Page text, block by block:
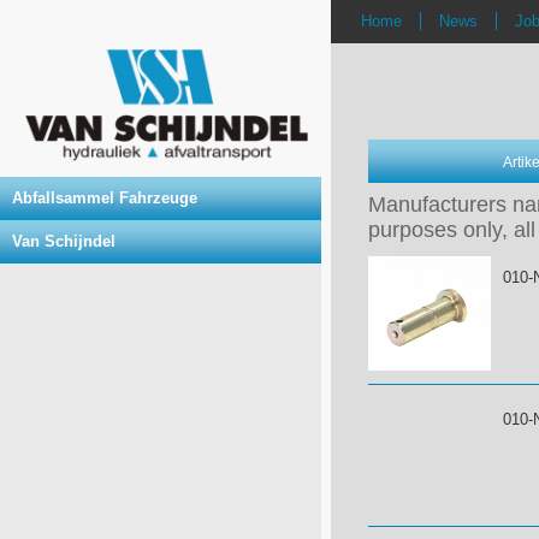
Abfallsammel Fahrzeuge
Van Schijndel
Home News
Manufacturers
purposes only,
010-
010-